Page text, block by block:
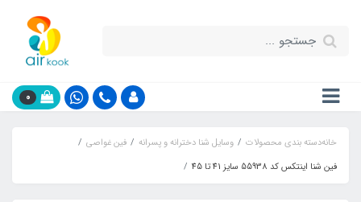
0
خانهدسته بندی محصولات وسایل شنا دخترانه و پسرانه
فین غواصی
فین شنا اینتکس کد 55938 سایز 41 تا 45